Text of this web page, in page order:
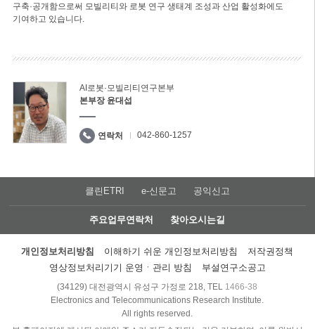
구축·공개함으로써 모빌리티와 로봇 연구 생태계 조성과 산업 활성화에도
기여하고 있습니다.
AI로봇·모빌리티연구본부
본부장 윤대섭
연락처 042-860-1257
클린ETRI e-신문고 공익신고
주요업무연락처 찾아오시는길
개인정보처리방침 이해하기 쉬운 개인정보처리방침
저작권정책
영상정보처리기기 운영ㆍ관리 방침
부설연구소공고
(34129) 대전광역시 유성구 가정로 218, TEL 1466-38
Electronics and Telecommunications Research Institute.
All rights reserved.